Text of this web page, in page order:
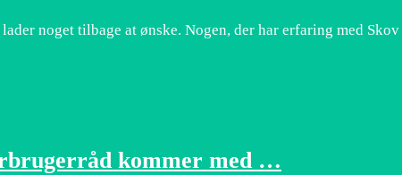
noget tilbage at ønske. Nogen, der har erfaring med Skov
kommer med …